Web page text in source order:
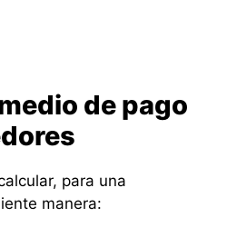
de pago
para una
manera: